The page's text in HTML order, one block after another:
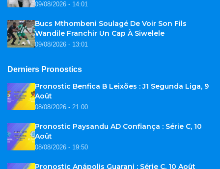
09/08/2026 - 14:01
Bucs Mthombeni Soulagé De Voir Son Fils
Wandile Franchir Un Cap À Siwelele
09/08/2026 - 13:01
Derniers Pronostics
Pronostic Benfica B Leixões : J1 Segunda Liga, 9
Août
08/08/2026 - 21:00
Pronostic Paysandu AD Confiança : Série C, 10
Août
08/08/2026 - 19:50
Pronostic Anápolis Guarani : Série C, 10 Août